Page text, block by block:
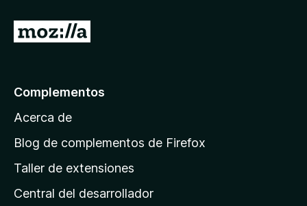
p
á
n
Complementos
Acerca de
Blog de complementos de Firefox
Taller de extensiones
Central del desarrollador